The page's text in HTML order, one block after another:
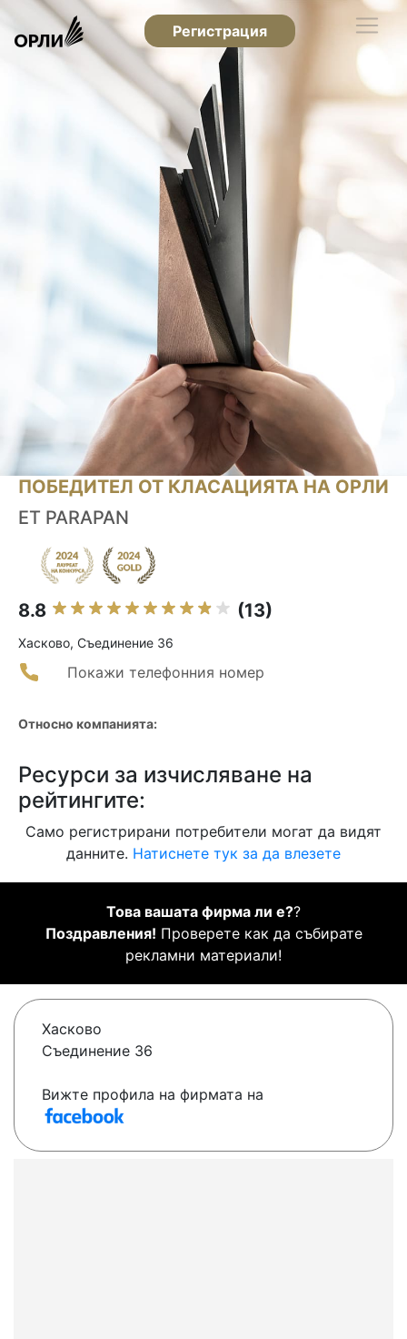
Регистрация
ПОБЕДИТЕЛ ОТ КЛАСАЦИЯТА НА ОРЛИ
ET PARAPAN
8.8 (13)
Хасково, Съединение 36
Покажи телефонния номер
Относно компанията:
Ресурси за изчисляване на
рейтингите:
Само регистрирани потребители могат да видят
данните. Натиснете тук за да влезете
Това вашата фирма ли е??
Поздравления! Проверете как да събирате
рекламни материали!
Хасково
Съединение 36
Вижте профила на фирмата на